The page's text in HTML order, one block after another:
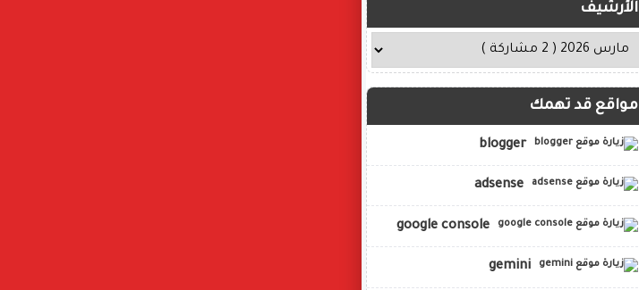
الأرشيف
مواقع قد تهمك
blogger